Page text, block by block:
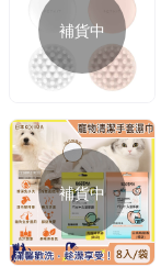
補貨中
補貨中